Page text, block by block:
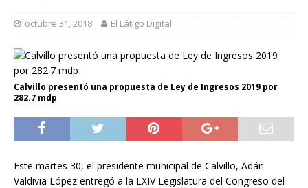
octubre 31, 2018 El Látigo Digital
Calvillo presentó una propuesta de Ley de Ingresos 2019 por
282.7 mdp
Este martes 30, el presidente municipal de Calvillo, Adán
Valdivia López entregó a la LXIV Legislatura del Congreso del